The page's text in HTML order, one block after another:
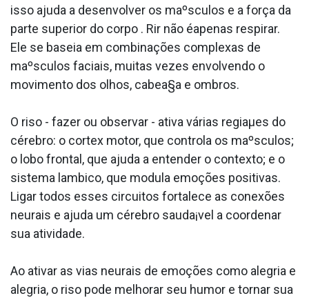
isso ajuda a desenvolver os maºsculos e a força da
parte superior do corpo . Rir não éapenas respirar.
Ele se baseia em combinações complexas de
maºsculos faciais, muitas vezes envolvendo o
movimento dos olhos, cabea§a e ombros.
O riso - fazer ou observar - ativa várias regiaµes do
cérebro: o cortex motor, que controla os maºsculos;
o lobo frontal, que ajuda a entender o contexto; e o
sistema la­mbico, que modula emoções positivas.
Ligar todos esses circuitos fortalece as conexões
neurais e ajuda um cérebro sauda¡vel a coordenar
sua atividade.
Ao ativar as vias neurais de emoções como alegria e
alegria, o riso pode melhorar seu humor e tornar sua